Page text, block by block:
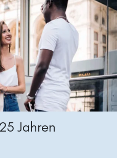
Jahren